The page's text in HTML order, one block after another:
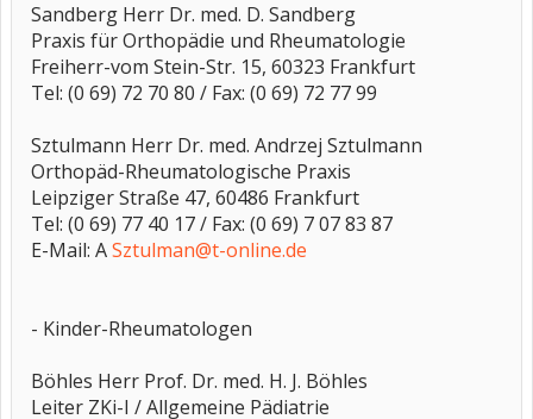
Sandberg Herr Dr. med. D. Sandberg
Praxis für Orthopädie und Rheumatologie
Freiherr-vom Stein-Str. 15, 60323 Frankfurt
Tel: (0 69) 72 70 80 / Fax: (0 69) 72 77 99
Sztulmann Herr Dr. med. Andrzej Sztulmann
Orthopäd-Rheumatologische Praxis
Leipziger Straße 47, 60486 Frankfurt
Tel: (0 69) 77 40 17 / Fax: (0 69) 7 07 83 87
E-Mail: ASztulman@t-online.de
- Kinder-Rheumatologen
Böhles Herr Prof. Dr. med. H. J. Böhles
Leiter ZKi-I / Allgemeine Pädiatrie